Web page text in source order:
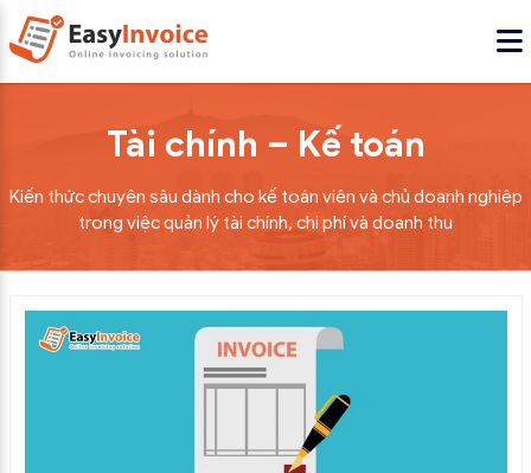
Tài chính – Kế toán
Kiến thức chuyên sâu dành cho kế toán viên và chủ doanh nghiệp
trong việc quản lý tài chính, chi phí và doanh thu